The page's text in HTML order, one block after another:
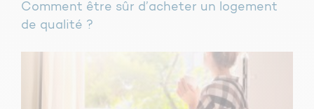
Comment être sûr d’acheter un logement
de qualité ?